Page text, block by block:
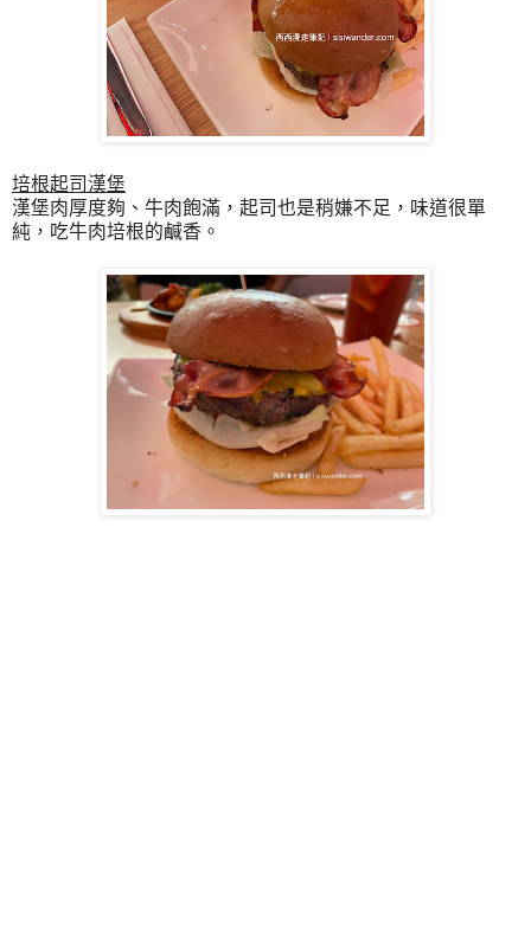
培根起司漢堡
漢堡肉厚度夠、牛肉飽滿，起司也是稍嫌不足，味道很單
純，吃牛肉培根的鹹香。